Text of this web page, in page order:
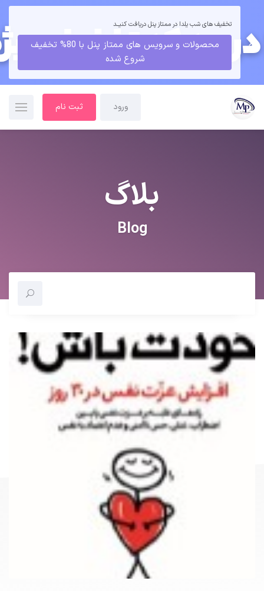
تخفیف های شب یلدا در ممتاز پنل دریافت کنیــد
محصولات و سرویس های ممتاز پنل با 80% تخفیف
شروع شده
ورود ثبت نام
بلاگ
Blog